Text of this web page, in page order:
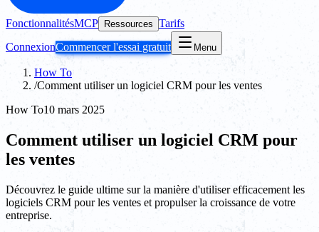
FonctionnalitésMCP Ressources Tarifs
ConnexionCommencer l'essai gratuit Menu
How To
/Comment utiliser un logiciel CRM pour les ventes
How To10 mars 2025
Comment utiliser un logiciel CRM pour
les ventes
Découvrez le guide ultime sur la manière d'utiliser efficacement les
logiciels CRM pour les ventes et propulser la croissance de votre
entreprise.